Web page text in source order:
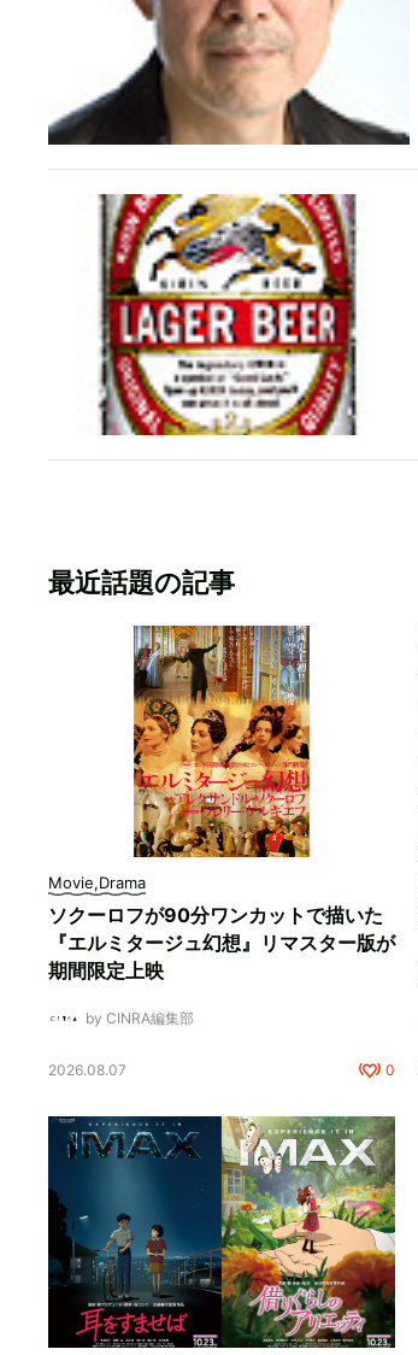
最近話題の記事
Movie,Drama
ソクーロフが90分ワンカットで描いた
『エルミタージュ幻想』リマスター版が
期間限定上映
by CINRA編集部
2026.08.07 0